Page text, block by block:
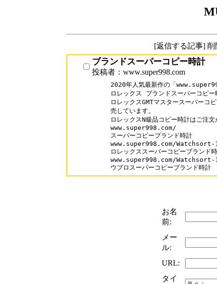
[返信する記事]
ブランドスーパーコピー時計
投稿者：www.super998.com
2020年人気最新作の「
ロレックス ブランドスーパーコピ
ロレックスGMTマスタースーパーコ
売しています。
ロレックスN級品コピー時計はご注
www.super998.com/
スーパーコピーブランド時計
www.super998.com/
ロレックススーパーコピーブランド
www.super998.com/
ウブロスーパーコピーブランド時計
お名
前:
メー
ル:
URL:
タイ